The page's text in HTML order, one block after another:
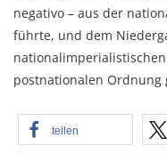
negativo – aus der
führte, und dem
postnationalen Ordnung
teilen